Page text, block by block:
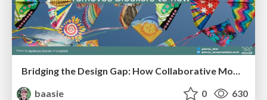
Bridging the Design Gap: How Collaborative Modelling removes blockers to flow between stakeholders and teams @FastFlow conf
baasie
0 630